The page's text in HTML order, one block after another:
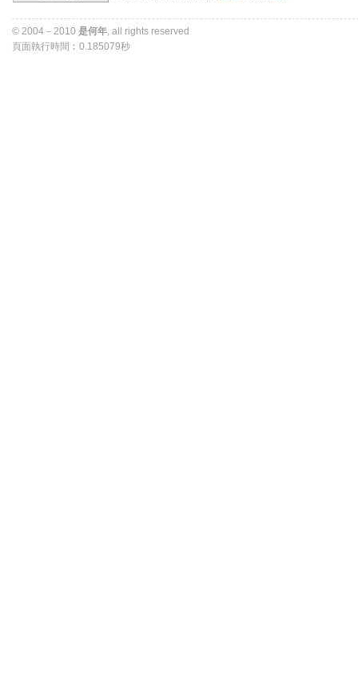
© 2004－2010 是何年 , all rights reserved
頁面執行時間︰0.185079秒